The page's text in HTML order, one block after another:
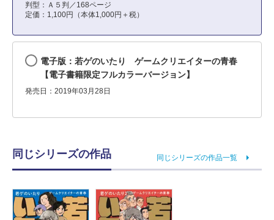
判型：Ａ５判／168ページ
定価：1,100円（本体1,000円＋税）
電子版：若ゲのいたり ゲームクリエイターの青春
【電子書籍限定フルカラーバージョン】
発売日：2019年03月28日
同じシリーズの作品 同じシリーズの作品一覧